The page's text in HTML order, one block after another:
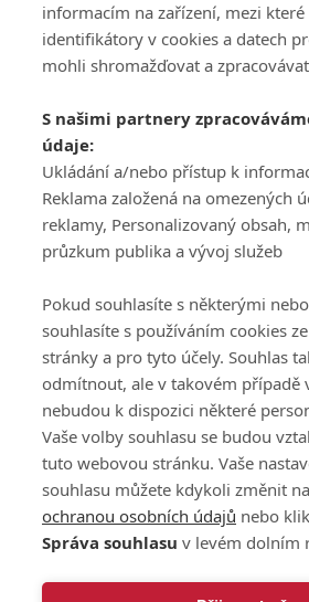
informacím na zařízení, mezi
identifikátory v cookies a datech
mohli shromažďovat a
S našimi partnery
údaje:
Ukládání a/nebo přístup k
Reklama založená na omezených
reklamy, Personalizovaný obsah,
průzkum publika a vývoj služeb
Pokud souhlasíte s některými
souhlasíte s používáním cookies
stránky a pro tyto účely. Souhlas
odmítnout, ale v takovém případě
nebudou k dispozici některé
Vaše volby souhlasu se budou
tuto webovou stránku. Vaše
souhlasu můžete kdykoli změnit
ochranou osobních údajů nebo
Správa souhlasu v levém dolním
Všeobecné obchodní
podmínky služby
GolfExtra.cz Premium
Podmínky zpracování
osobních údajů při
GolfExtra
Ceník GolfExtra.cz
Premium
Doporučené odkazy
ATV
140
Editor
Honza Fait
+420 723 898 969
fait@golfextra.cz
Edita
+420